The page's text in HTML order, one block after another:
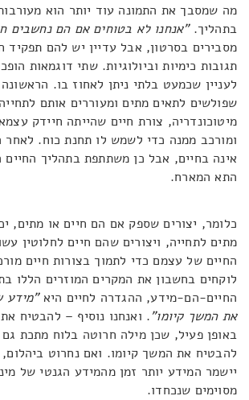
מה שמסבך את התמונה עוד יותר הוא
בתהליך."אנחנו לא בטוחים אם הם נחשבים
מסבירים בסרטון, אבל עדיין יש להם תפקיד
תגובות כימיות וביולוגיות. שתי דוגמאות
לעניין שכמעט בלתי ניתן לאחוז בו. הראשונה
שפולשים לתאים מתים ומעוררים אותם
מיטוכונדריה, צורת חיים שהייתה חיידק
ומורכב ממנה כדי לשמש לו תחנת כוח. לאחר
אינה בחיים, אבל כן משתתפת בתהליך החיים
התא המארח.
כלומר, יצורים שספק אם הם חיים או מתים,
מתים לתחייה, ויצורים שהם חיים לחלוטין
החיים של עצמם כדי לתמוך בצורות חיים
לוקחים בחשבון את המקרים המוזרים הללו
החיים-הם-מידע, ההגדרה לחיים היא"מידע
את המשך קיומו". ואנחנו נוסיף – להבטיח
באופן פעיל, שכן מילה חרוטה בלוח מתכת
להבטיח את המשך קיומו. ואם נחרוט ביהלום,
יישמר המידע יותר זמן מהמידע הגנטי של
מסוימים שנכחדו.